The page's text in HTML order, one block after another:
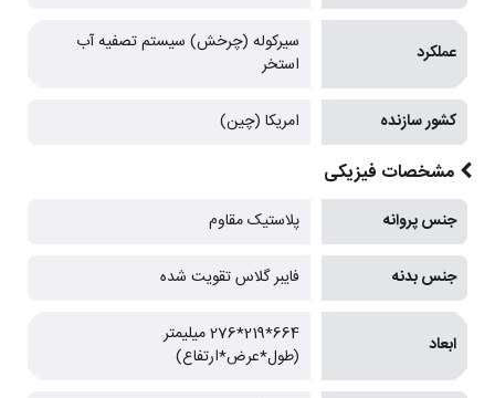
عملکرد
سیرکوله (چرخش) سیستم تصفیه آب
استخر
کشور سازنده امریکا (چین)
مشخصات فیزیکی
جنس پروانه پلاستیک مقاوم
جنس بدنه فایبر گلاس تقویت شده
ابعاد
664*219*276 میلیمتر
(طول*عرض*ارتفاع)